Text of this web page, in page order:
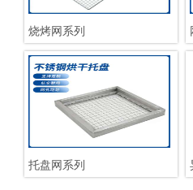
烧烤网系列
托盘网系列